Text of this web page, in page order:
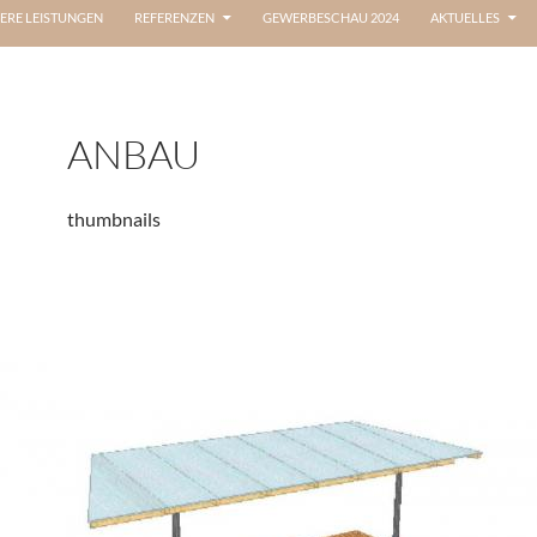
LEISTUNGEN REFERENZEN GEWERBESCHAU 2024 AKTUELLES
ANBAU
thumbnails